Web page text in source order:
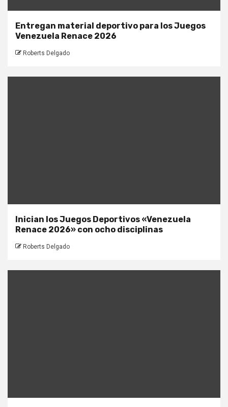
Entregan material deportivo para los Juegos
Venezuela Renace 2026
Roberts Delgado
Inician los Juegos Deportivos «Venezuela
Renace 2026» con ocho disciplinas
Roberts Delgado